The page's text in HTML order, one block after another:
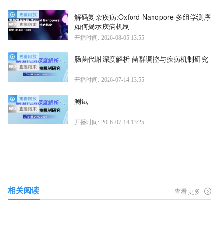
解码复杂疾病:Oxford Nanopore 多组学测序
如何揭示疾病机制
开播时间: 2026-08-05 13:55
肠菌代谢深度解析 菌群调控与疾病机制研究
开播时间: 2026-07-14 13:55
测试
开播时间: 2026-07-14 13:25
相关阅读 查看更多